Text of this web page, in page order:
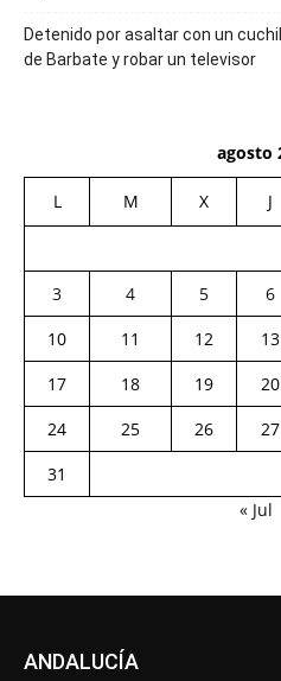
Detenido por asaltar con un
de Barbate y robar un televisor
agosto
L M X J
3
4 5 6
10
11 12 13
17
18 19 20
24
25 26 27
31
« Jul
ANDALUCÍA